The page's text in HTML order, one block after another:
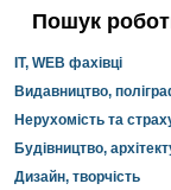
Пошук
IT, WEB фахівці
Видавництво,
Нерухомість та
Будівництво,
Дизайн, творчість